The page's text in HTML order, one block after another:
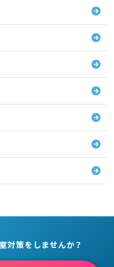
対策をしませんか？